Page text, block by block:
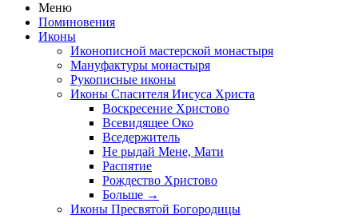
Меню
Поминовения
Иконы
Иконописной мастерской монастыря
Мануфактуры монастыря
Рукописные иконы
Иконы Спасителя Иисуса Христа
Воскресение Христово
Всевидящее Око
Вседержитель
Не рыдай Мене, Мати
Распятие
Рождество Христово
Больше →
Иконы Пресвятой Богородицы